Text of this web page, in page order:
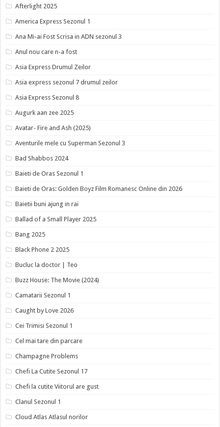
Afterlight 2025
America Express Sezonul 1
Ana Mi-ai Fost Scrisa in ADN sezonul 3
Anul nou care n-a fost
Asia Express Drumul Zeilor
Asia express sezonul 7 drumul zeilor
Asia Express Sezonul 8
Augurk aan zee 2025
Avatar- Fire and Ash (2025)
Aventurile mele cu Superman Sezonul 3
Bad Shabbos 2024
Baieti de Oras Sezonul 1
Baieti de Oras: Golden Boyz Film Romanesc Online din 2026
Baietii buni ajung in rai
Ballad of a Small Player 2025
Bang 2025
Black Phone 2 2025
Bucluc la doctor | Teo
Buzz House: The Movie (2024)
Camatarii Sezonul 1
Caught by Love 2026
Cei Trimisi Sezonul 1
Cel mai tare din parcare
Champagne Problems
Chefi La Cutite Sezonul 17
Chefi la cutite Viitorul are gust
Clanul Sezonul 1
Cloud Atlas Atlasul norilor